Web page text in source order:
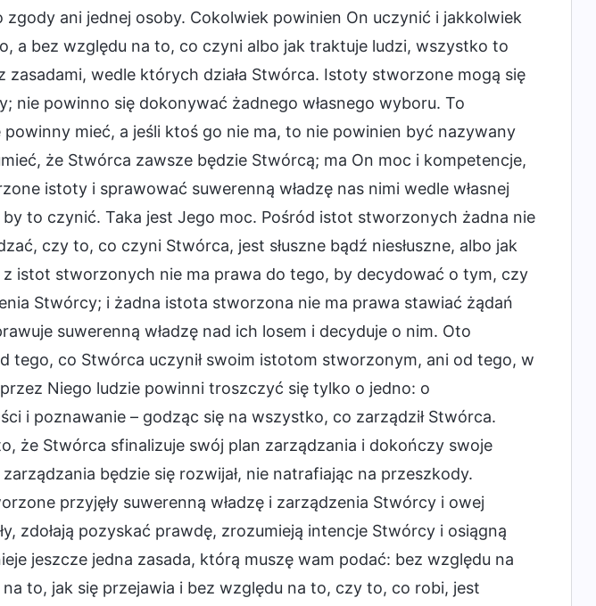
zgody ani jednej osoby. Cokolwiek powinien On uczynić i jakkolwiek
a bez względu na to, co czyni albo jak traktuje ludzi, wszystko to
zasadami, wedle których działa Stwórca. Istoty stworzone mogą się
nie powinno się dokonywać żadnego własnego wyboru. To
mieć, a jeśli ktoś go nie ma, to nie powinien być nazywany
że Stwórca zawsze będzie Stwórcą; ma On moc i kompetencje,
istoty i sprawować suwerenną władzę nas nimi wedle własnej
to czynić. Taka jest Jego moc. Pośród istot stworzonych żadna nie
czy to, co czyni Stwórca, jest słuszne bądź niesłuszne, albo jak
istot stworzonych nie ma prawa do tego, by decydować o tym, czy
Stwórcy; i żadna istota stworzona nie ma prawa stawiać żądań
suwerenną władzę nad ich losem i decyduje o nim. Oto
tego, co Stwórca uczynił swoim istotom stworzonym, ani od tego, w
Niego ludzie powinni troszczyć się tylko o jedno: o
i poznawanie – godząc się na wszystko, co zarządził Stwórca.
że Stwórca sfinalizuje swój plan zarządzania i dokończy swoje
będzie się rozwijał, nie natrafiając na przeszkody.
przyjęły suwerenną władzę i zarządzenia Stwórcy i owej
zdołają pozyskać prawdę, zrozumieją intencje Stwórcy i osiągną
jeszcze jedna zasada, którą muszę wam podać: bez względu na
to, jak się przejawia i bez względu na to, czy to, co robi, jest